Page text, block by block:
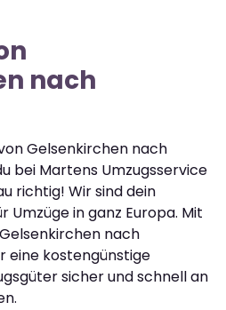
nach
Gelsenkirchen nach
bei Martens Umzugsservice
richtig! Wir sind dein
Umzüge in ganz Europa. Mit
nach
eine kostengünstige
sicher und schnell an